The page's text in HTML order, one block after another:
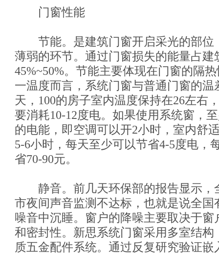
门窗性能
节能。是建筑门窗开启采光的部位
薄弱的环节。通过门窗损失的能量占建
45%~50%。节能主要体现在门窗的隔
一温度而言，系统门窗与普通门窗的温
天，100的房子室内温度保持在26左右
要消耗10-12度电。如果使用系统窗，
的电能，即空调可以开2小时，室内舒
5-6小时，每天至少可以节省4-5度电，
省70-90元。
静音。前几天环保部的报告显示，
市夜间声音监测不达标，也就是说全国
噪音中沉睡。窗户的降噪主要取决于窗
和密封性。新思系统门窗采用多室结构
质五金配件系统。通过反复研究验证嵌